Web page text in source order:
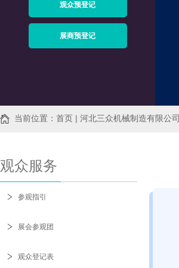
观众预登记
展商预登记
当前位置：首页 | 河北三众机械制造有限公司
观众服务
参观指引
展会参观团
观众登记表